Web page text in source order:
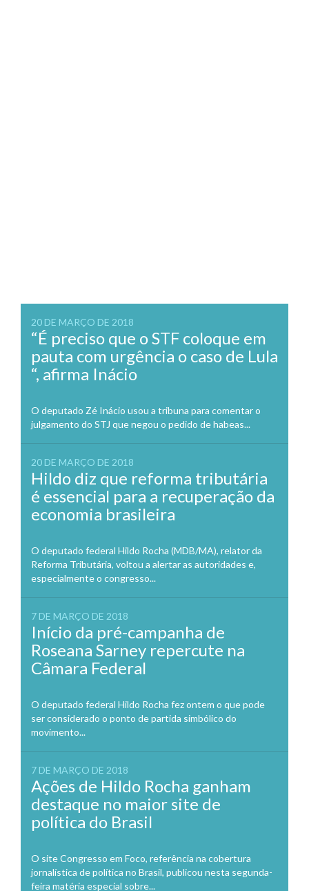
20 DE MARÇO DE 2018
“É preciso que o STF coloque em
pauta com urgência o caso de Lula
“, afirma Inácio
O deputado Zé Inácio usou a tribuna para comentar o
julgamento do STJ que negou o pedido de habeas...
20 DE MARÇO DE 2018
Hildo diz que reforma tributária
é essencial para a recuperação da
economia brasileira
O deputado federal Hildo Rocha (MDB/MA), relator da
Reforma Tributária, voltou a alertar as autoridades e,
especialmente o congresso...
7 DE MARÇO DE 2018
Início da pré-campanha de
Roseana Sarney repercute na
Câmara Federal
O deputado federal Hildo Rocha fez ontem o que pode
ser considerado o ponto de partida simbólico do
movimento...
7 DE MARÇO DE 2018
Ações de Hildo Rocha ganham
destaque no maior site de
política do Brasil
O site Congresso em Foco, referência na cobertura
jornalística de política no Brasil, publicou nesta segunda-
feira matéria especial sobre...